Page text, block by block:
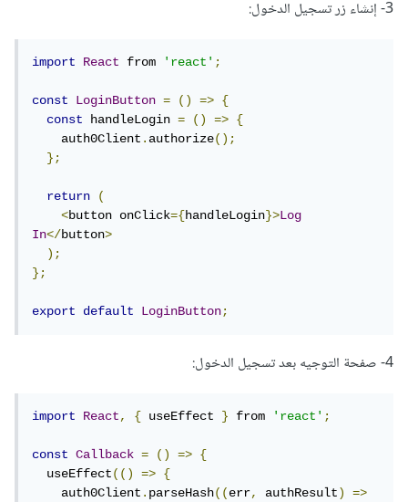
3- إنشاء زر تسجيل الدخول:
import React from 'react';
const LoginButton = () =>
{
const
handleLogin = () =>
{
    auth0Client
.authorize();
};
return
(
<button onClick={handleLogin}>Log
In</button>
);
};
export default LoginButton;
4- صفحة التوجيه بعد تسجيل الدخول:
import React, { useEffect } from 'react';
const Callback = () =>
{
  useEffect
(() =>
{
    auth0Client
.parseHash((err, authResult)
=>